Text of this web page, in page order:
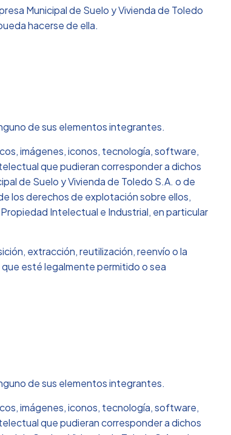
Municipal de Suelo y Vivienda de Toledo
hacerse de ella.
de sus elementos integrantes.
imágenes, iconos, tecnología, software,
que pudieran corresponder a dichos
de Suelo y Vivienda de Toledo S.A. o de
los derechos de explotación sobre ellos,
Intelectual e Industrial, en particular
extracción, reutilización, reenvío o la
esté legalmente permitido o sea
de sus elementos integrantes.
imágenes, iconos, tecnología, software,
que pudieran corresponder a dichos